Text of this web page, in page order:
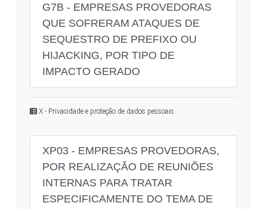
G7B - EMPRESAS PROVEDORAS
QUE SOFRERAM ATAQUES DE
SEQUESTRO DE PREFIXO OU
HIJACKING, POR TIPO DE
IMPACTO GERADO
X - Privacidade e proteção de dados pessoais
XP03 - EMPRESAS PROVEDORAS,
POR REALIZAÇÃO DE REUNIÕES
INTERNAS PARA TRATAR
ESPECIFICAMENTE DO TEMA DE